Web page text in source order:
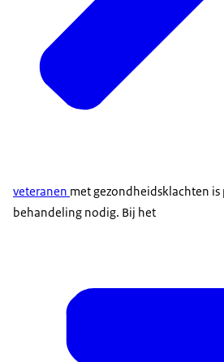
veteranen met gezondheidsklachten
behandeling nodig. Bij het